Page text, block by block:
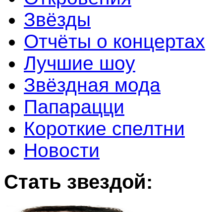
Звёзды
Отчёты о концертах
Лучшие шоу
Звёздная мода
Папарацци
Короткие спелтни
Новости
Стать звездой: